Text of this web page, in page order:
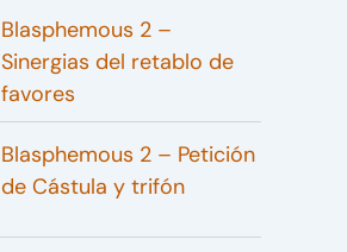
Blasphemous 2 –
Sinergias del retablo de
favores
Blasphemous 2 – Petición
de Cástula y trifón